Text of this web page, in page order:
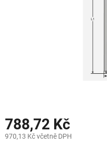
788,72 Kč
970,13 Kč včetně DPH